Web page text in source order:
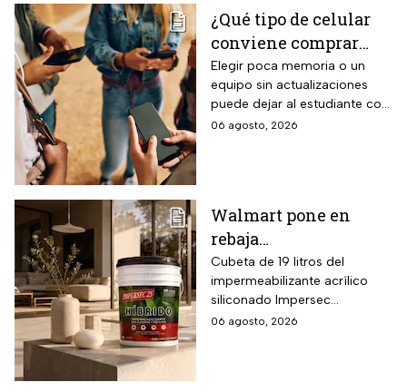
capacidad de gestión
mediante inteligencia artificial
con modo AI Auto Cooling
que ajusta automáticamente
el rendimiento según
¿Qué tipo de celular
conviene comprar
para el regreso a
clases? La guía según
el nivel escolar
Elegir poca memoria o un
equipo sin actualizaciones
puede dejar al estudiante con
un celular lento e
06 agosto, 2026
Walmart pone en
rebaja
impermeabilizante
ecológico Impersec 10
años con caucho
reciclado de 19 litros
Cubeta de 19 litros del
impermeabilizante acrílico
siliconado Impersec
formulado con hasta 60 por
06 agosto, 2026